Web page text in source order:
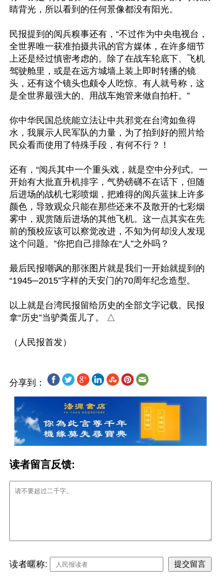
睛背光，所以看到的任何景像都没有阳光。
民报提到的阅兵糗事还有，“不过作为中央电视台，
全世界唯一获准拍摄共讯的官方媒体，在许多细节
上还是经过慎密考虑的。除了在战车轮底下、飞机
驾驶舱里，或是在远方城墙上装上即时转播的镜
头，还有这个镜头也颇令人吃惊。有人就号称，这
是全世界最强大的、用战车炮管来做自拍杆。”
你中华民国总统能立法让中共邪党在台湾如鱼得
水，我展示人民军队的力量，为了拍到好的照片给
民众看而使用了特殊手段，有何不行？！
还有，“阅兵其中一个重头戏，就是空中分列式。一
开始有大批直升机排字，气势磅礴不在话下，但随
后进场的战机七彩喷烟，把难得的阅兵蓝抹上许多
颜色，导致观众只能在那些还来不及散开的七彩烟
雾中，观赏随后进场的其他飞机。这一点其实在先
前的预校应该可以察觉改进，不知为何却没人发现
这个问题。”你把自己排除在“人”之外吗？
最后民报嘲讽的那张图片就是我们一开始就提到的
“1945─2015”字样的天安门的70周年纪念造型。
以上就是台湾民报留给历史的全部文字记载。民报
拿“历史”当驴粪蛋儿了。 △
分享到：
读者留言反馈:
读者暱称: